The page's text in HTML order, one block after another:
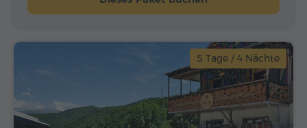
5 Tage / 4 Nächte